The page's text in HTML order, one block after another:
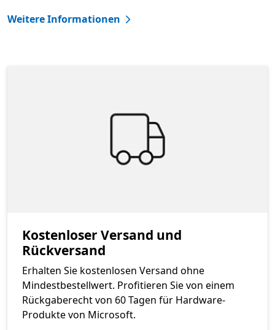
Weitere Informationen
Kostenloser Versand und
Rückversand
Erhalten Sie kostenlosen Versand ohne
Mindestbestellwert. Profitieren Sie von einem
Rückgaberecht von 60 Tagen für Hardware-
Produkte von Microsoft.